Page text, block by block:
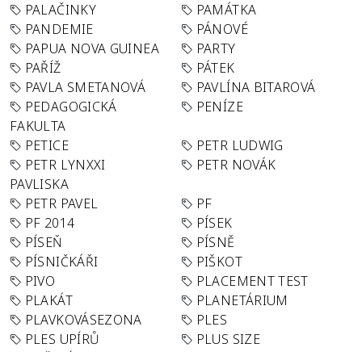
PALAČINKY
PAMÁTKA
PANDEMIE
PÁNOVÉ
PAPUA NOVA GUINEA
PARTY
PAŘÍŽ
PÁTEK
PAVLA SMETANOVÁ
PAVLÍNA BITAROVÁ
PEDAGOGICKÁ
FAKULTA
PENÍZE
PETICE
PETR LUDWIG
PETR LYNXXI
PAVLISKA
PETR NOVÁK
PETR PAVEL
PF
PF 2014
PÍSEK
PÍSEŇ
PÍSNĚ
PÍSNIČKÁŘI
PIŠKOT
PIVO
PLACEMENT TEST
PLAKÁT
PLANETÁRIUM
PLAVKOVÁSEZONA
PLES
PLES UPÍRŮ
PLUS SIZE